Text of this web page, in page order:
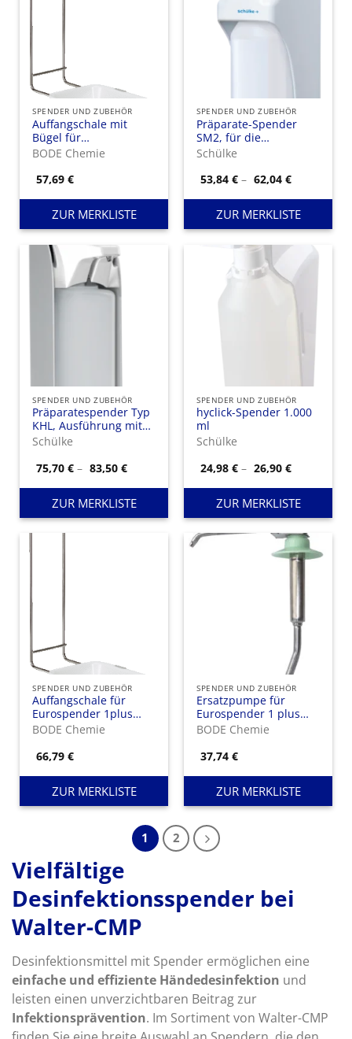
SPENDER UND ZUBEHÖR
Auffangschale mit
Bügel für
BODE Chemie
57,69€
ZUR MERKLISTE
SPENDER UND ZUBEHÖR
Präparate-Spender
SM2, für die
Applikation von
Wasch- und
Schülke
53,84€ – 62,04€
bis
62,04 €
ZUR MERKLISTE
SPENDER UND ZUBEHÖR
Präparatespender Typ
KHL, Ausführung mit
langem Bedienhebel
Schülke
75,70€ – 83,50€Preisspanne:
75,70 €
bis
83,50 €
ZUR MERKLISTE
SPENDER UND ZUBEHÖR
hyclick-Spender 1.000
ml
Schülke
24,98€ – 26,90€
24,98 €
bis
26,90 €
ZUR MERKLISTE
SPENDER UND ZUBEHÖR
Auffangschale für
Eurospender 1plus
Touchless
BODE Chemie
66,79€
ZUR MERKLISTE
SPENDER UND ZUBEHÖR
Ersatzpumpe für
Eurospender 1 plus
touchless
BODE Chemie
37,74€
ZUR MERKLISTE
1 2
Vielfältige
Desinfektionsspender bei
Walter-CMP
Desinfektionsmittel mit Spender ermöglichen eine
einfache und effiziente Händedesinfektion und
leisten einen unverzichtbaren Beitrag zur
Infektionsprävention. Im Sortiment von Walter-CMP